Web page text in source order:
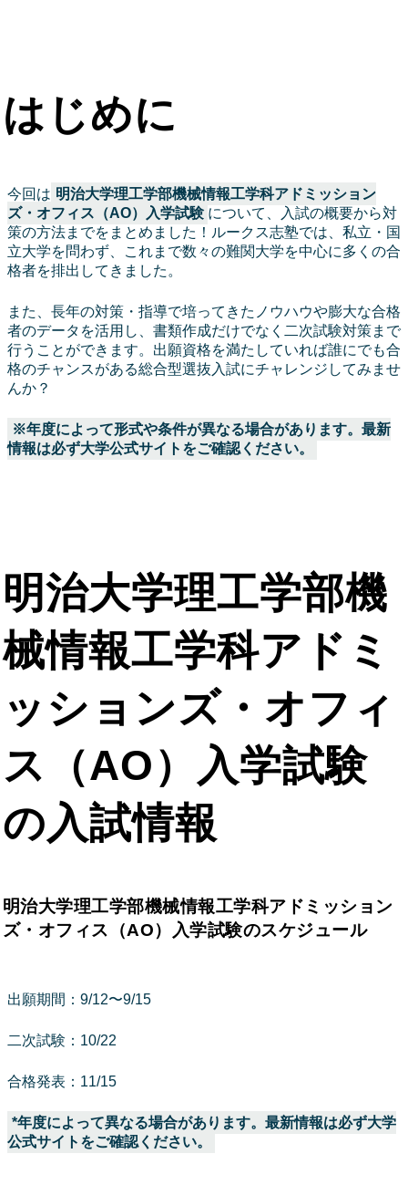
はじめに
今回は 明治大学理工学部機械情報工学科アドミッション
ズ・オフィス（AO）入学試験 について、入試の概要から対
策の方法までをまとめました！ルークス志塾では、私立・国
立大学を問わず、これまで数々の難関大学を中心に多くの合
格者を排出してきました。
また、長年の対策・指導で培ってきたノウハウや膨大な合格
者のデータを活用し、書類作成だけでなく二次試験対策まで
行うことができます。出願資格を満たしていれば誰にでも合
格のチャンスがある総合型選抜入試にチャレンジしてみませ
んか？
※年度によって形式や条件が異なる場合があります。最新
情報は必ず大学公式サイトをご確認ください。
明治大学理工学部機
械情報工学科アドミ
ッションズ・オフィ
ス（AO）入学試験
の入試情報
明治大学理工学部機械情報工学科アドミッション
ズ・オフィス（AO）入学試験のスケジュール
出願期間：9/12〜9/15
二次試験：10/22
合格発表：11/15
*年度によって異なる場合があります。最新情報は必ず大学
公式サイトをご確認ください。